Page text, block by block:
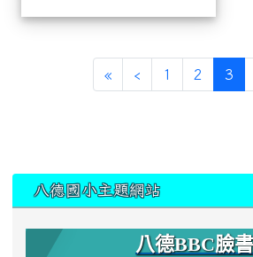
« ‹ 1 2 3
八德國小主題網站
八德BBC臉